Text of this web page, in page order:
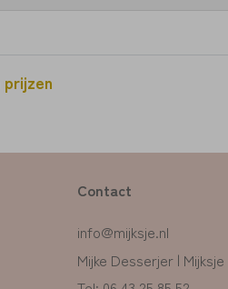
Contact
info@mijksje.nl
Mijke Desserjer | Mijksje